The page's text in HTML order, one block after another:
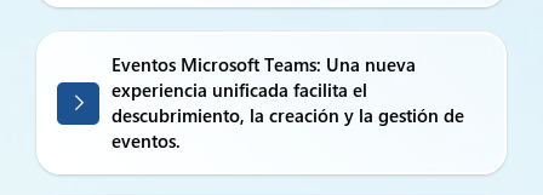
Eventos Microsoft Teams: Una nueva
experiencia unificada facilita el
descubrimiento, la creación y la gestión de
eventos.